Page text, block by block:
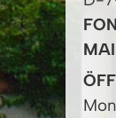
FON